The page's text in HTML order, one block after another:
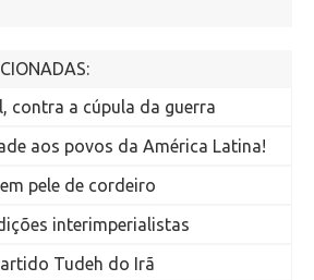
contra a cúpula da guerra
aos povos da América Latina!
pele de cordeiro
interimperialistas
Tudeh do Irã